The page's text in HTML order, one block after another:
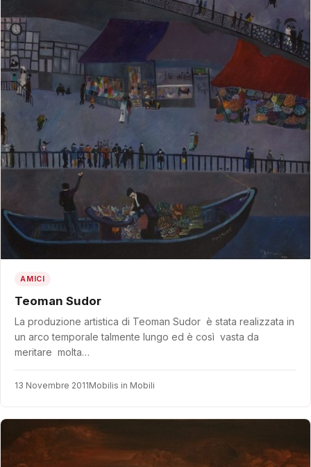
AMICI
Teoman Sudor
La produzione artistica di Teoman Sudor è stata realizzata in
un arco temporale talmente lungo ed è così vasta da
meritare molta…
13 Novembre 2011Mobilis in Mobili